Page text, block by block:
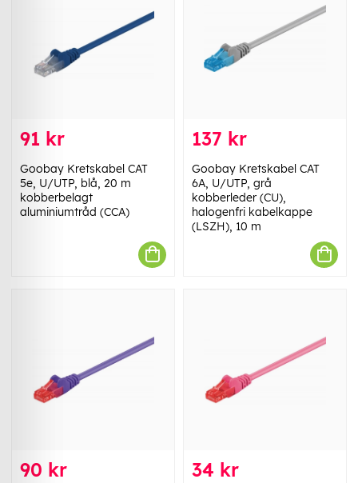
91 kr
Goobay Kretskabel CAT
5e, U/UTP, blå, 20 m
kobberbelagt
aluminiumtråd (CCA)
137 kr
Goobay Kretskabel CAT
6A, U/UTP, grå
kobberleder (CU),
halogenfri kabelkappe
(LSZH), 10 m
90 kr 34 kr